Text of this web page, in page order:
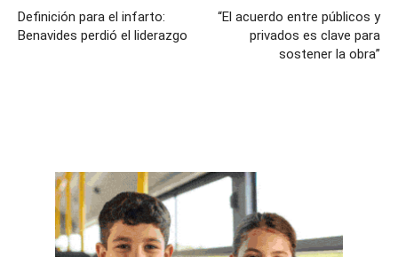
Definición para el infarto:
Benavides perdió el liderazgo
“El acuerdo entre públicos y
privados es clave para
sostener la obra”